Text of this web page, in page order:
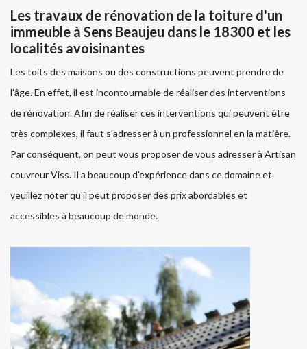
Les travaux de rénovation de la toiture d'un
immeuble à Sens Beaujeu dans le 18300 et les
localités avoisinantes
Les toits des maisons ou des constructions peuvent prendre de
l'âge. En effet, il est incontournable de réaliser des interventions
de rénovation. Afin de réaliser ces interventions qui peuvent être
très complexes, il faut s'adresser à un professionnel en la matière.
Par conséquent, on peut vous proposer de vous adresser à Artisan
couvreur Viss. Il a beaucoup d'expérience dans ce domaine et
veuillez noter qu'il peut proposer des prix abordables et
accessibles à beaucoup de monde.